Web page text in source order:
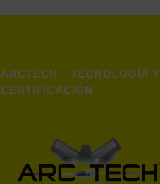
ARCTECH – TECNOLOGÍA Y
CERTIFICACIÓN